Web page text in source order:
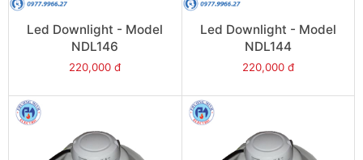
Led Downlight - Model
NDL146
220,000 đ
Led Downlight - Model
NDL144
220,000 đ